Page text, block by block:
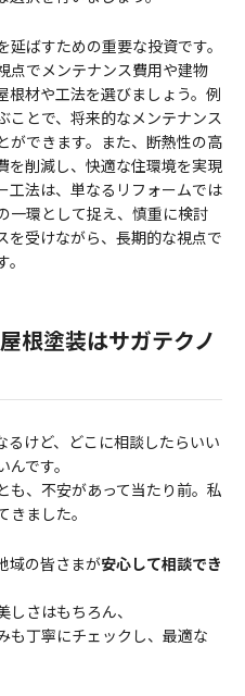
ばすための重要な投資です。
点でメンテナンス費用や建物
根材や工法を選びましょう。例
ことで、将来的なメンテナンス
ができます。また、断熱性の高
を削減し、快適な住環境を実現
工法は、単なるリフォームでは
一環として捉え、慎重に検討
を受けながら、長期的な視点で
根塗装はサガテクノ
るけど、どこに相談したらいい
です。
も、不安があって当たり前。私
ました。
域の皆さまが安心して相談でき
さはもちろん、
も丁寧にチェックし、最適な